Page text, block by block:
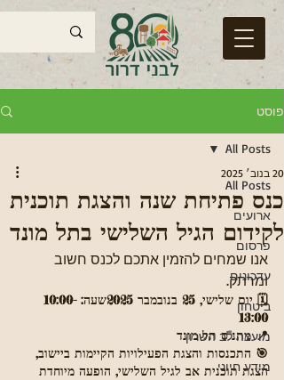
פוסט
All Posts
ארועים
פרסום
עדכונים
ביטחון
מועצה לב השרון
מידע חיוני
All Posts
כנס פתיחת שנה והצגת תוכנית
לקידום הגיל השלישי בתל מונד
20 בנוב׳ 2025
אנו שמחים להזמין אתכם לכנס חשוב
ומרתק.
🗓️ יום שלישי, 25 בנובמבר 2025שעה: 10:00-
13:00
📍 מתנ"ס תל מונד
🎯 התכנסות והצגת הפעילויות הקיימות ביישוב,
הצגת תוכנית אב לגיל השלישי, הופעה מיוחדת